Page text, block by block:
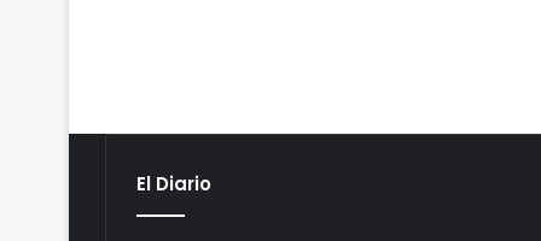
El Diario